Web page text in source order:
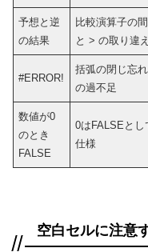
予想と逆
の結果
比較演算子の
と > の取り違え
#ERROR!
括弧の閉じ忘
の過不足
数値が0
のとき
FALSE
0はFALSEとし
仕様
空白セルに注意